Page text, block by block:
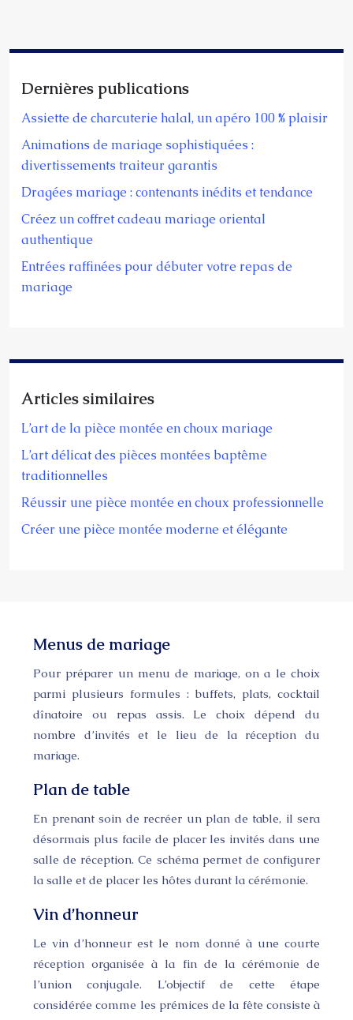
Dernières publications
Assiette de charcuterie halal, un apéro 100 % plaisir
Animations de mariage sophistiquées :
divertissements traiteur garantis
Dragées mariage : contenants inédits et tendance
Créez un coffret cadeau mariage oriental
authentique
Entrées raffinées pour débuter votre repas de
mariage
Articles similaires
L’art de la pièce montée en choux mariage
L’art délicat des pièces montées baptême
traditionnelles
Réussir une pièce montée en choux professionnelle
Créer une pièce montée moderne et élégante
Menus de mariage
Pour préparer un menu de mariage, on a le choix
parmi plusieurs formules : buffets, plats, cocktail
dînatoire ou repas assis. Le choix dépend du
nombre d’invités et le lieu de la réception du
mariage.
Plan de table
En prenant soin de recréer un plan de table, il sera
désormais plus facile de placer les invités dans une
salle de réception. Ce schéma permet de configurer
la salle et de placer les hôtes durant la cérémonie.
Vin d’honneur
Le vin d’honneur est le nom donné à une courte
réception organisée à la fin de la cérémonie de
l’union conjugale. L’objectif de cette étape
considérée comme les prémices de la fête consiste à